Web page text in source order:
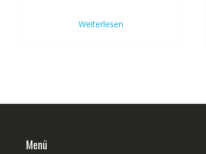
41.87 CHF
Weiterlesen
Menü